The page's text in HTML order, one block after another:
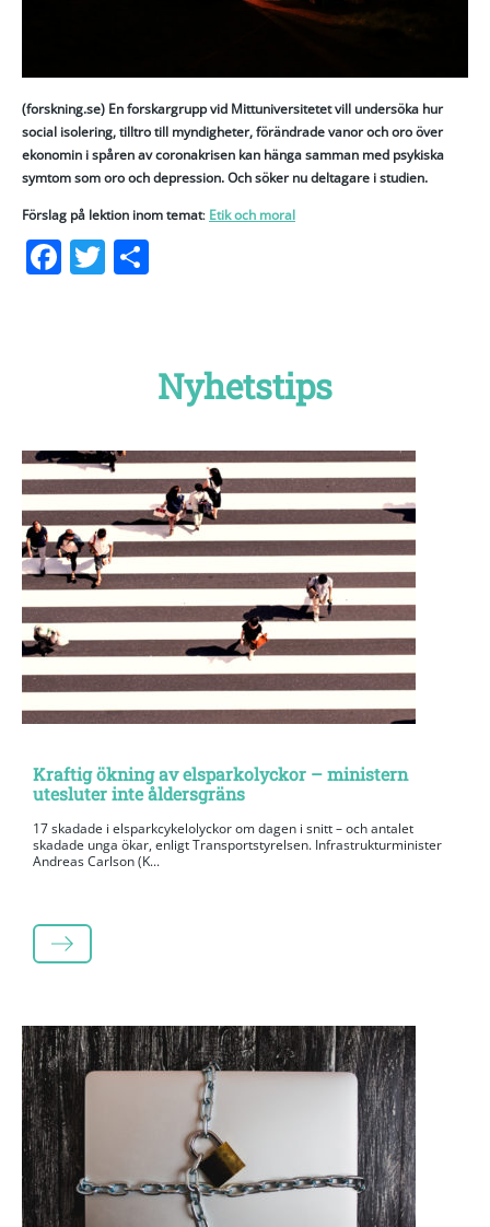
(forskning.se) En forskargrupp vid Mittuniversitetet vill undersöka hur
social isolering, tilltro till myndigheter, förändrade vanor och oro över
ekonomin i spåren av coronakrisen kan hänga samman med psykiska
symtom som oro och depression. Och söker nu deltagare i studien.
Förslag på lektion inom temat: Etik och moral
Facebook
Twitter
Nyhetstips
Kraftig ökning av elsparkolyckor – ministern
utesluter inte åldersgräns
17 skadade i elsparkcykelolyckor om dagen i snitt – och antalet
skadade unga ökar, enligt Transportstyrelsen. Infrastrukturminister
Andreas Carlson (K...
LÄS MER